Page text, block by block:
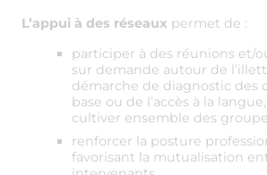
L’appui à des réseaux permet de :
participer à des réunions et/
sur demande autour de
démarche de diagnostic des
base ou de l’accès à la langue,
cultiver ensemble des
renforcer la posture
favorisant la mutualisation